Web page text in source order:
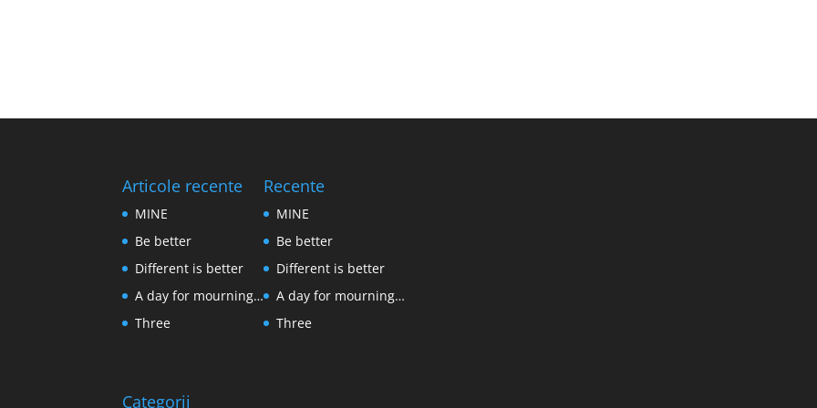
Articole recente
MINE
Be better
Different is better
A day for mourning…
Three
Recente
MINE
Be better
Different is better
A day for mourning…
Three
Categorii